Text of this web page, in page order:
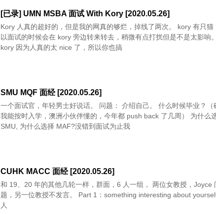
[已录] UMN MSBA 面试 With Kory [2020.05.26]
Kory 人真的超好的，但是我的网真的够烂，掉线了两次。 kory 有只猫
以面试的时候会在 kory 旁边转来转去，稍微有点打扰但是不是太影响。
kory 因为人真的太 nice 了，所以你也搞
SMU MQF 面经 [2020.05.26]
一个面试官，年轻男士好说话。 问题： 介绍自己。 什么时候毕业？（确认
我能按时入学，澳洲小伙伴懂的，今年都 push back 了几周） 为什么
SMU, 为什么选择 MAF?没错到面试为止我
CUHK MACC 面经 [2020.05.26]
和 19、20 年的其他几轮一样，群面，6 人一组， 两位女教授，Joyce
题，另一位教授不发言。 Part 1：something interesting about
人